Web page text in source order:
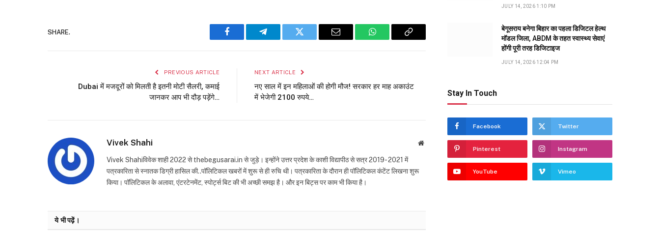
SHARE.
Facebook Telegram Twitter Email WhatsAppCopy
PREVIOUS ARTICLE
Dubai में मजदूरों को मिलती है इतनी मोटी सैलरी, कमाई
जानकर आप भी दौड़ पड़ेंगे…
NEXT ARTICLE
नए साल में इन महिलाओं की होगी मौज! सरकार हर माह अकाउंट
में भेजेगी 2100 रुपये…
Vivek Shahi Website
Vivek Shahiविवेक शाही 2022 से thebegusarai.in से जुड़े। इन्होंने उत्तर प्रदेश के काशी विद्यापीठ से सत्र 2019- 2021 में
पत्रकारिता से स्नातक डिग्री हासिल की..पॉलिटिकल खबरों में शुरू से ही रुचि थी। पत्रकारिता के दौरान ही पॉलिटिकल कंटेंट लिखना शुरू
किया। पॉलिटिकल के अलावा, एंटरटेनमेंट, स्पोर्ट्स बिट की भी अच्छी समझ है। और इन बिट्स पर काम भी किया है।
ये भी पढ़ें।
JULY 14, 2026 1:10 PM
बेगूसराय बनेगा बिहार का पहला डिजिटल हेल्थ
मॉडल जिला, ABDM के तहत स्वास्थ्य सेवाएं
होंगी पूरी तरह डिजिटाइज
JULY 14, 2026 12:04 PM
Stay In Touch
Facebook Twitter
Pinterest Instagram
YouTube Vimeo